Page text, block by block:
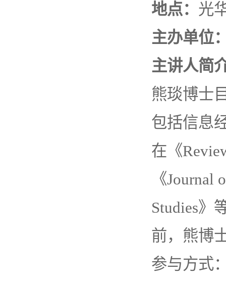
地点： 光
主办单位
主讲人简
熊琰博士
包括信息
在《
《Journal
Studies》
前，熊博
参与方式